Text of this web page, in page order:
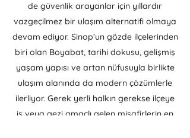
de güvenlik arayanlar için yıllardır
vazgeçilmez bir ulaşım alternatifi olmaya
devam ediyor. Sinop’un gözde ilçelerinden
biri olan Boyabat, tarihi dokusu, gelişmiş
yaşam yapısı ve artan nüfusuyla birlikte
ulaşım alanında da modern çözümlerle
ilerliyor. Gerek yerli halkın gerekse ilçeye
iş veya gezi amaçlı gelen misafirlerin en